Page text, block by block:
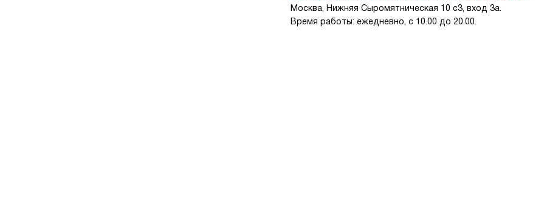
Москва, Нижняя Сыромятническая 10 с3, вход 3а.
Время работы: ежедневно, с 10.00 до 20.00.